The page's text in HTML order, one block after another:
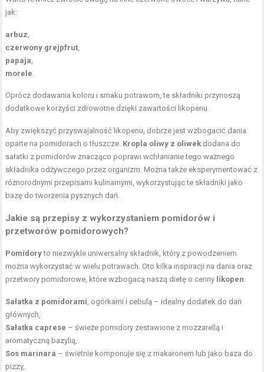
jak:
arbuz,
czerwony grejpfrut,
papaja,
morele.
Oprócz dodawania koloru i smaku potrawom, te składniki przynoszą
dodatkowe korzyści zdrowotne dzięki zawartości likopenu.
Aby zwiększyć przyswajalność likopenu, dobrze jest wzbogacić dania
oparte na pomidorach o tłuszcze. Kropla oliwy z oliwek dodana do
sałatki z pomidorów znacząco poprawi wchłanianie tego ważnego
składnika odżywczego przez organizm. Można także eksperymentować z
różnorodnymi przepisami kulinarnymi, wykorzystując te składniki jako
bazę do tworzenia pysznych dań.
Jakie są przepisy z wykorzystaniem pomidorów i
przetworów pomidorowych?
Pomidoryto niezwykle uniwersalny składnik, który z powodzeniem
można wykorzystać w wielu potrawach. Oto kilka inspiracji na dania oraz
przetwory pomidorowe, które wzbogacą naszą dietę o cenny likopen.
Sałatka z pomidorami, ogórkami i cebulą – idealny dodatek do dań
głównych,
Sałatka caprese – świeże pomidory zestawione z mozzarellą i
aromatyczną bazylią,
Sos marinara – świetnie komponuje się z makaronem lub jako baza do
pizzy,